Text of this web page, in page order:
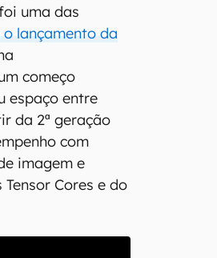
uma das
o lançamento da
começo
espaço entre
da 2ª geração
com
imagem e
Cores e do